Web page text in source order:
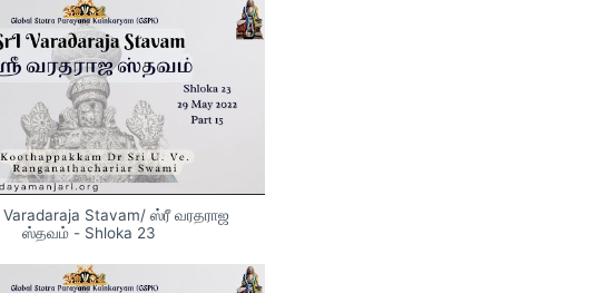
Varadaraja Stavam/ ஸ்ரீ வரதராஜ
ஸ்தவம் - Shloka 23